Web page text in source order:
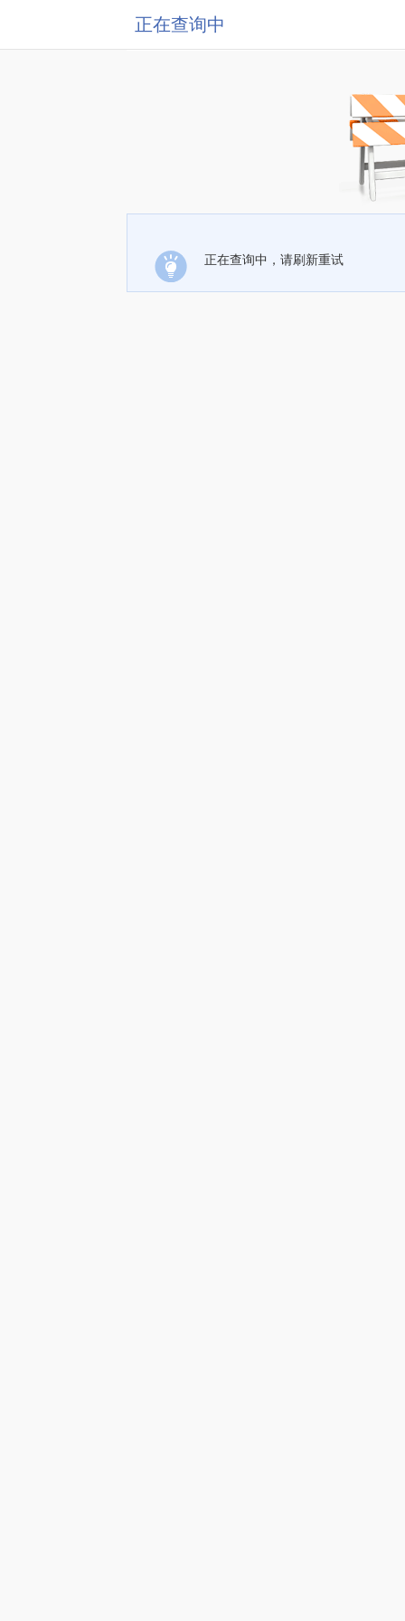
正在查询中
正在查询中，请刷新重试